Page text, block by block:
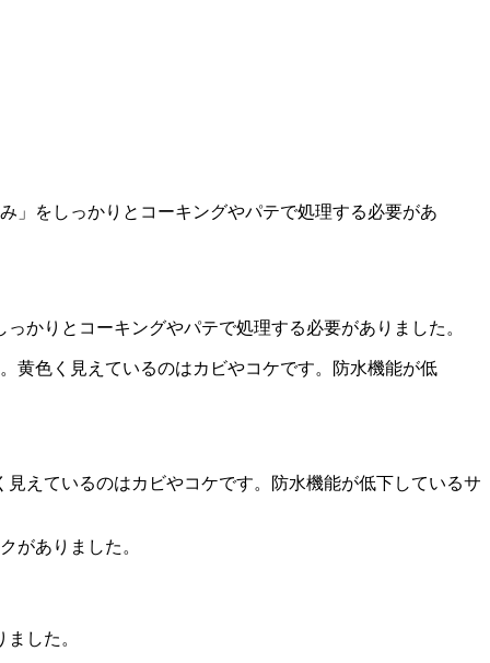
かりとコーキングやパテで処理する必要がありました。
えているのはカビやコケです。防水機能が低下しているサ
した。